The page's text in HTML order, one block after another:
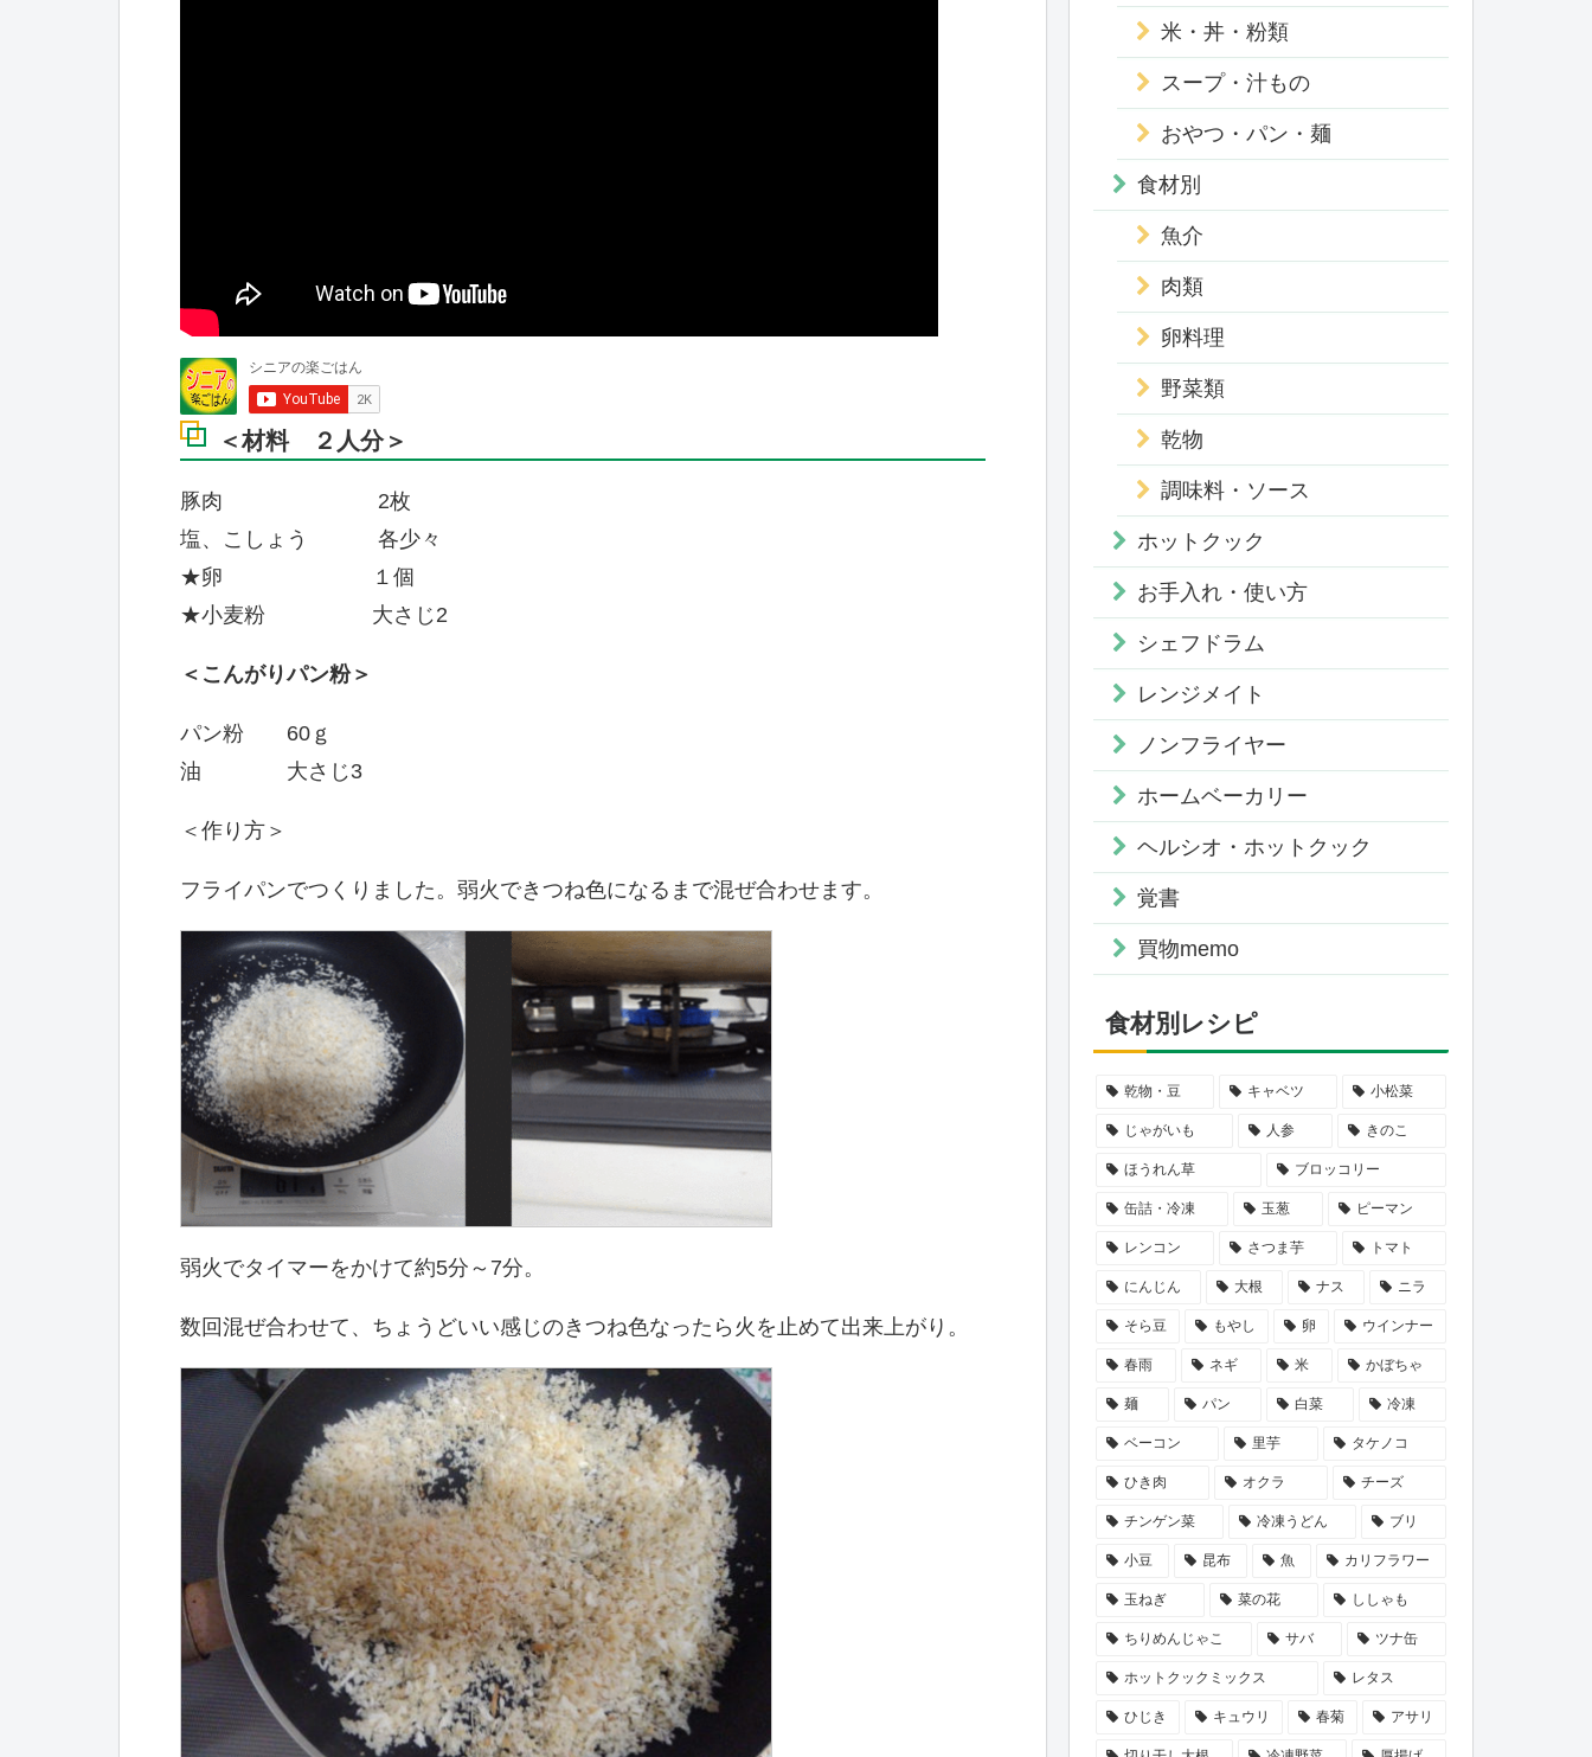
＜材料 ２人分＞
豚肉 2枚
塩、こしょう 各少々
★卵 １個
★小麦粉 大さじ2
＜こんがりパン粉＞
パン粉 60ｇ
油 大さじ3
＜作り方＞
フライパンでつくりました。弱火できつね色になるまで混ぜ合わせます。
弱火でタイマーをかけて約5分～7分。
数回混ぜ合わせて、ちょうどいい感じのきつね色なったら火を止めて出来上がり。
米・丼・粉類
スープ・汁もの
おやつ・パン・麺
食材別
魚介
肉類
卵料理
野菜類
乾物
調味料・ソース
ホットクック
お手入れ・使い方
シェフドラム
レンジメイト
ノンフライヤー
ホームベーカリー
ヘルシオ・ホットクック
覚書
買物memo
食材別レシピ
乾物・豆 キャベツ 小松菜
じゃがいも 人参 きのこ
ほうれん草 ブロッコリー
缶詰・冷凍 玉葱 ピーマン
レンコン さつま芋 トマト
にんじん 大根 ナス ニラ
そら豆 もやし 卵 ウインナー
春雨 ネギ 米 かぼちゃ
麺 パン 白菜 冷凍
ベーコン 里芋 タケノコ
ひき肉 オクラ チーズ
チンゲン菜 冷凍うどん ブリ
小豆 昆布 魚 カリフラワー
玉ねぎ 菜の花 ししゃも
ちりめんじゃこ サバ ツナ缶
ホットクックミックス レタス
ひじき キュウリ 春菊 アサリ